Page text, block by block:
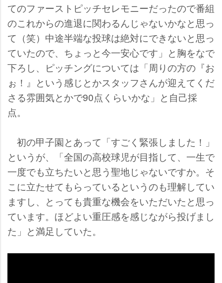
てのファーストピッチセレモニーだったので番組
のこれからの進退に関わるんじゃないかなと思っ
て（笑）中途半端な投球は絶対にできないと思っ
ていたので、ちょっと今一安心です」と胸をなで
下ろし、ピッチングについては「周りの方の『お
ぉ！』という感じとかスタッフさんが迎えてくだ
さる雰囲気とかで90点くらいかな」と自己採
点。
初の甲子園とあって「すごく緊張しました！」
というが、「全国の高校球児が目指して、一生で
一度でも立ちたいと思う聖地じゃないですか。そ
こに立たせてもらっているというのも理解してい
ますし、とっても貴重な機会をいただいたと思っ
ています。ほどよい重圧感を感じながら投げまし
た」と満足していた。